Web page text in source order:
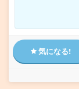
気になる!